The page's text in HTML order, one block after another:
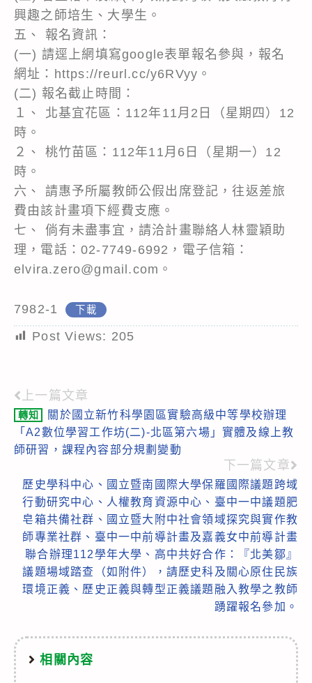
興趣之師培生、大學生。
五、 報名資訊：
(一) 請逕上網填寫google表單報名參與，報名
網址：https://reurl.cc/y6RVyy。
(二) 報名截止時間：
１、 北基宜花區：112年11月2日（星期四）12
時。
２、 桃竹苗區：112年11月6日（星期一）12
時。
六、 請惠予所屬教師公假出席登記，往返差旅
費由該計畫項下經費支應。
七、 倘有未盡事宜，請洽計畫聯絡人林靈穎助
理，電話：02-7749-6992，電子信箱：
elvira.zero@gmail.com。
7982-1 下載
Post Views: 205
Read
more
articles
上一篇文章
轉知
關於國立新竹科學園區實驗高級中等學校辦理
「A2數位學習工作坊(二)-北區第六場」實體及線上教
師研習，課程內容部分規劃變動
下一篇文章
歷史學科中心、國立暨南國際大學保羅國際議題跨域
行動研究中心、人權教育資源中心、臺中一中議題肥
皂箱共備社群、國立暨大附中社會領域探究與實作教
師專業社群、臺中一中前導計畫及嘉義女中前導計畫
聯合辦理112學年大學、高中共好合作：『北美鄒』
議題場域踏查（如附件），請歷史科及關心原住民族
環境正義、歷史正義與轉型正義議題融入教學之教師
踴躍報名參加。
相關內容